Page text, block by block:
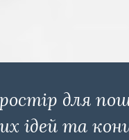
для
ідей та